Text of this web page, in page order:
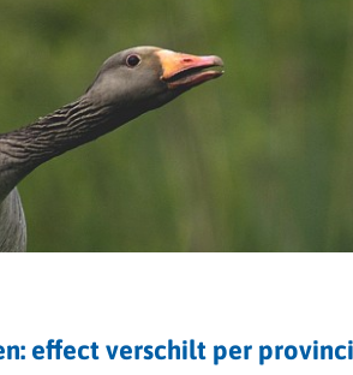
effect verschilt per